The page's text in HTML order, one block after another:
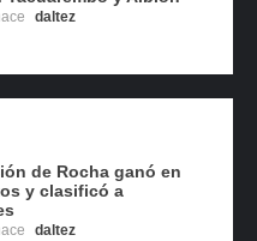
daltez
de Rocha ganó en
y clasificó a
daltez